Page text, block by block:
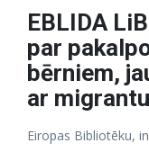
EBLIDA
par
bērniem,
ar
Eiropas Bibliotēku,